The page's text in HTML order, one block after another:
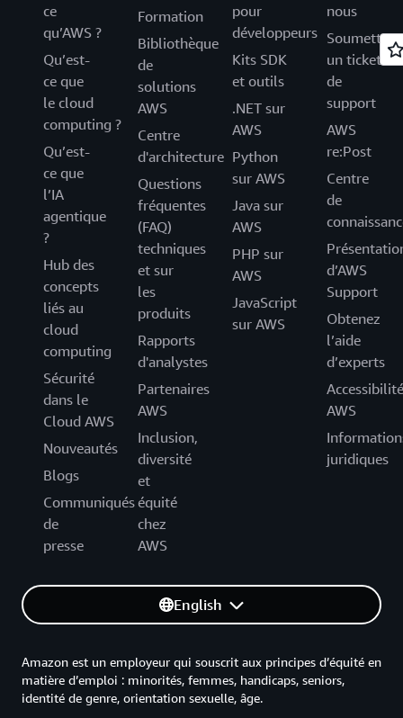
ce
qu’AWS ?
Qu’est-
ce que
le cloud
computing ?
Qu’est-
ce que
l’IA
agentique
?
Hub des
concepts
liés au
cloud
computing
Sécurité
dans le
Cloud AWS
Nouveautés
Blogs
Communiqués
de
presse
Formation
Bibliothèque
de
solutions
AWS
Centre
d'architecture
Questions
fréquentes
(FAQ)
techniques
et sur
les
produits
Rapports
d'analystes
Partenaires
AWS
Inclusion,
diversité
et
équité
chez
AWS
pour
développeurs
Kits SDK
et outils
.NET sur
AWS
Python
sur AWS
Java sur
AWS
PHP sur
AWS
JavaScript
sur AWS
nous
Soumettez
un ticket
de
support
AWS
re:Post
Centre
de
d’AWS
Support
Obtenez
l’aide
d’experts
Accessibilité
AWS
juridiques
English
Amazon est un employeur qui souscrit aux principes d’équité en
matière d’emploi : minorités, femmes, handicaps, seniors,
identité de genre, orientation sexuelle, âge.